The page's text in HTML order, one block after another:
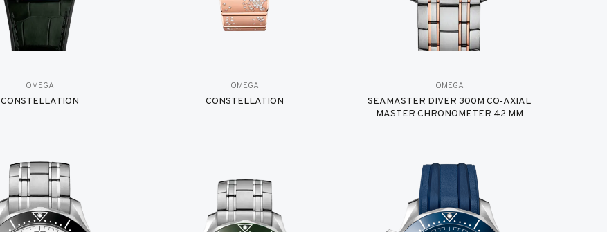
OMEGA
CONSTELLATION
OMEGA
CONSTELLATION
OMEGA
SEAMASTER DIVER 300M CO‑AXIAL
MASTER CHRONOMETER 42 MM